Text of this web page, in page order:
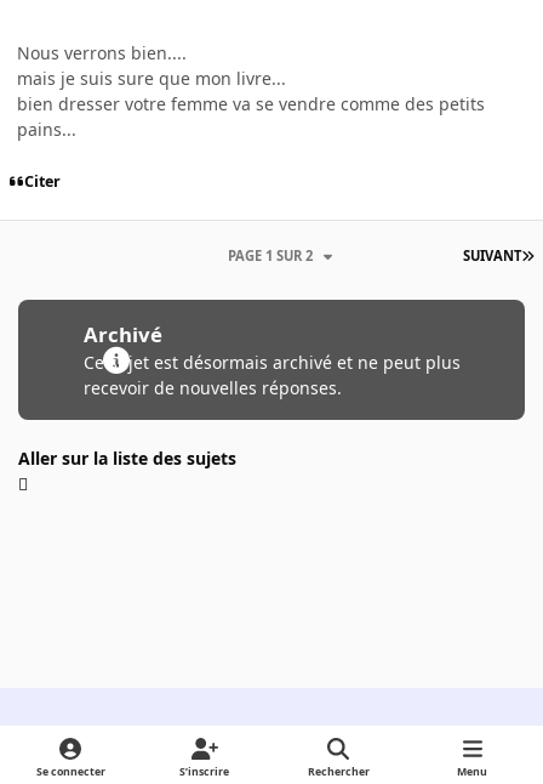
Nous verrons bien....
mais je suis sure que mon livre...
bien dresser votre femme va se vendre comme des petits
pains...
Citer
SUIVANT
PAGE 1 SUR 2
Archivé
Ce sujet est désormais archivé et ne peut plus
recevoir de nouvelles réponses.
Aller sur la liste des sujets
Light ModeDark ModeSystem Preference
Se connecter S’inscrire Rechercher Menu